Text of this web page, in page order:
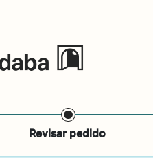
Revisar pedido